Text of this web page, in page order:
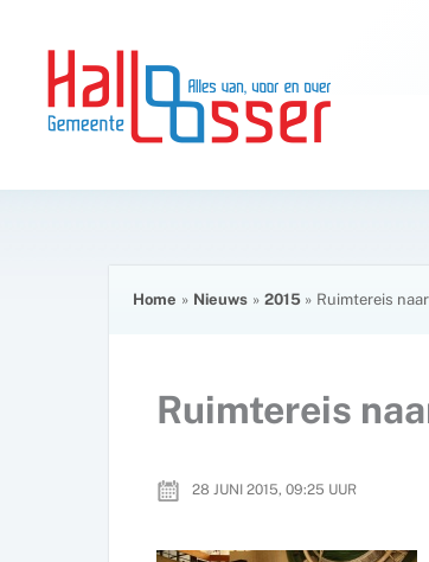
inhoud
inhoud
Home Nieuws 2015 Ruimtereis
Ruimtereis
28 JUNI 2015, 09:25 UUR